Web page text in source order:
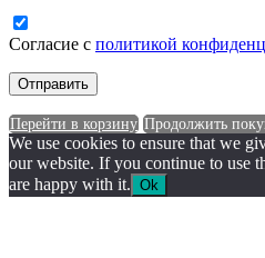
Согласие с политикой
Перейти в корзину Продолжить
We use cookies to ensure that we
our website. If you continue to use
are happy with it. Ok